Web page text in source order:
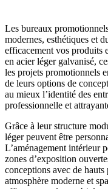
Les bureaux
modernes, esthétiques et
efficacement vos produits
en acier léger galvanisé,
les projets promotionnels
de leurs options de
au mieux l’identité des
professionnelle et
Grâce à leur structure
léger peuvent être
L’aménagement intérieur
zones d’exposition
conceptions avec de
atmosphère moderne et